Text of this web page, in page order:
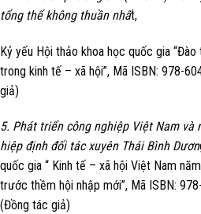
tổng thể không thuần nhất,
Kỷ yếu Hội thảo khoa học quốc gia
trong kinh tế – xã hội”, Mã ISBN: 978-
giả)
5. Phát triển công nghiệp Việt Nam
hiệp định đối tác xuyên Thái Bình Dươn
quốc gia “ Kinh tế – xã hội Việt Nam
trước thềm hội nhập mới”, Mã ISBN:
(Đồng tác giả)